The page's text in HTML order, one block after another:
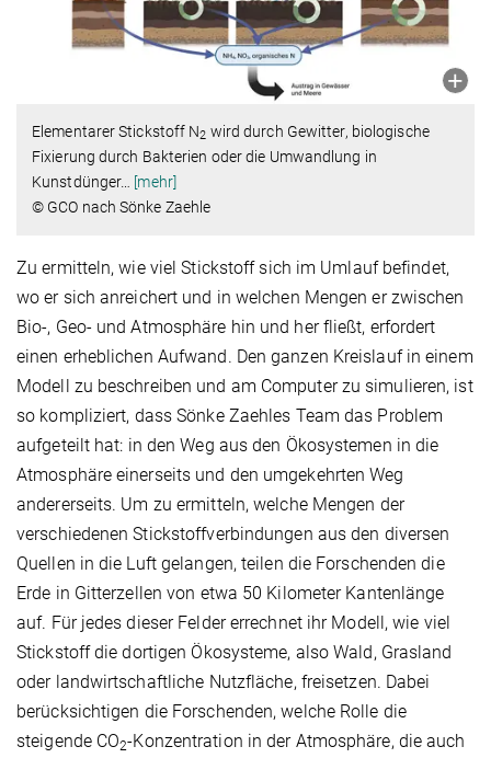
Elementarer Stickstoff N2 wird durch Gewitter, biologische
Fixierung durch Bakterien oder die Umwandlung in
Kunstdünger…
[mehr]
© GCO nach Sönke Zaehle
Zu ermitteln, wie viel Stickstoff sich im Umlauf befindet,
wo er sich anreichert und in welchen Mengen er zwischen
Bio-, Geo- und Atmosphäre hin und her fließt, erfordert
einen erheblichen Aufwand. Den ganzen Kreislauf in einem
Modell zu beschreiben und am Computer zu simulieren, ist
so kompliziert, dass Sönke Zaehles Team das Problem
aufgeteilt hat: in den Weg aus den Ökosystemen in die
Atmosphäre einerseits und den umgekehrten Weg
andererseits. Um zu ermitteln, welche Mengen der
verschiedenen Stickstoffverbindungen aus den diversen
Quellen in die Luft gelangen, teilen die Forschenden die
Erde in Gitterzellen von etwa 50 Kilometer Kantenlänge
auf. Für jedes dieser Felder errechnet ihr Modell, wie viel
Stickstoff die dortigen Ökosysteme, also Wald, Grasland
oder landwirtschaftliche Nutzfläche, freisetzen. Dabei
berücksichtigen die Forschenden, welche Rolle die
steigende CO2-Konzentration in der Atmosphäre, die auch